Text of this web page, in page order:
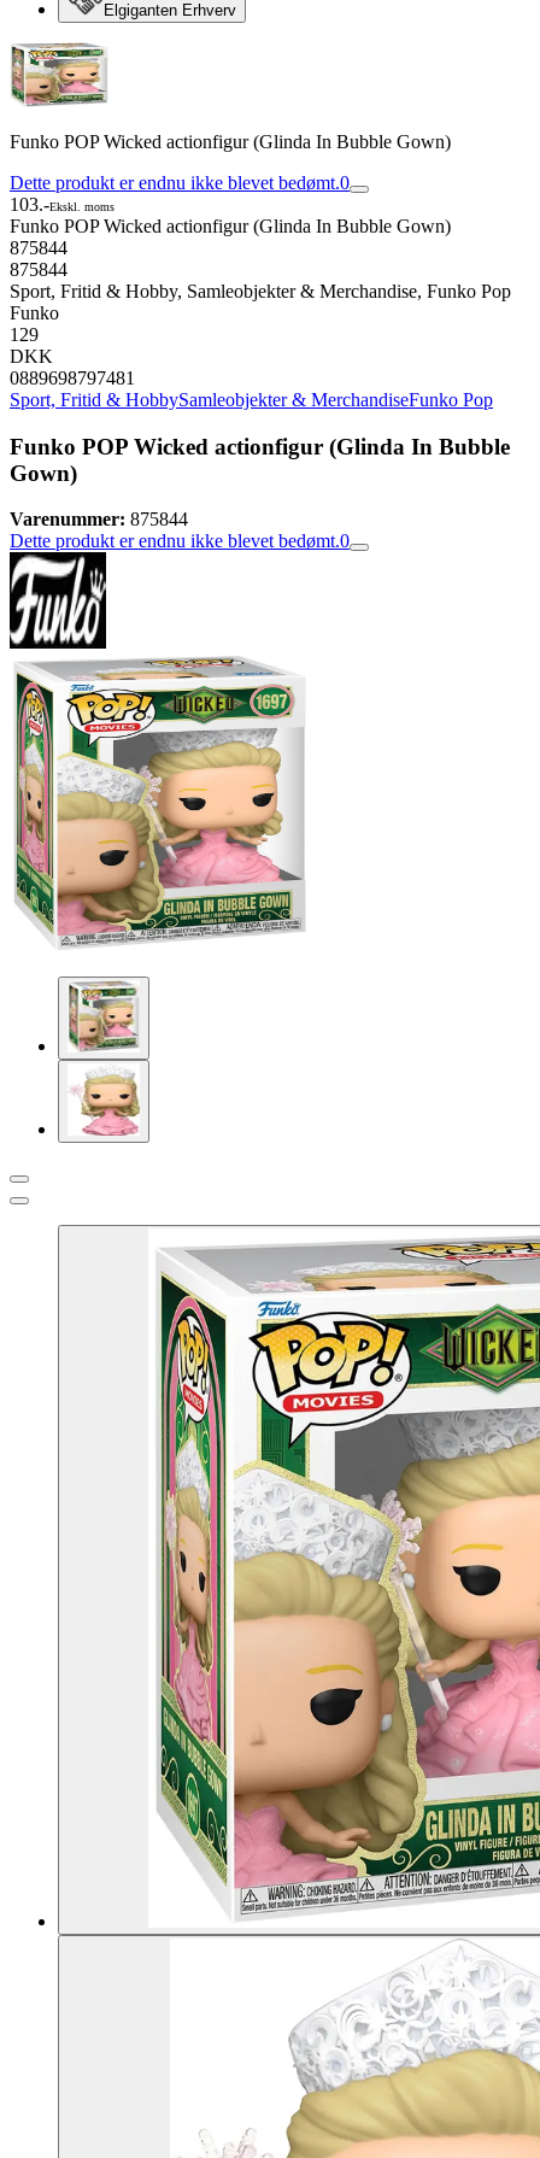
Elgiganten Erhverv
Funko POP Wicked actionfigur (Glinda In Bubble Gown)
Dette produkt er endnu ikke blevet bedømt.0
103.-Ekskl. moms
Funko POP Wicked actionfigur (Glinda In Bubble Gown)
875844
875844
Sport, Fritid & Hobby, Samleobjekter & Merchandise, Funko Pop
Funko
129
DKK
0889698797481
Sport, Fritid & HobbySamleobjekter & MerchandiseFunko Pop
Funko POP Wicked actionfigur (Glinda In Bubble
Gown)
Varenummer: 875844
Dette produkt er endnu ikke blevet bedømt.0